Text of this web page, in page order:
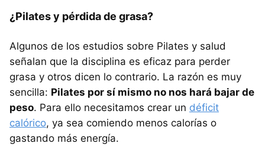
¿Pilates y pérdida de grasa?
Algunos de los estudios sobre Pilates y salud
señalan que la disciplina es eficaz para perder
grasa y otros dicen lo contrario. La razón es muy
sencilla: Pilates por sí mismo no nos hará bajar de
peso. Para ello necesitamos crear un déficit
calórico, ya sea comiendo menos calorías o
gastando más energía.